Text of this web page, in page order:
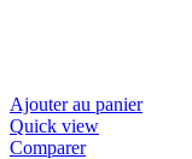
Ajouter au panier
Quick view
Comparer